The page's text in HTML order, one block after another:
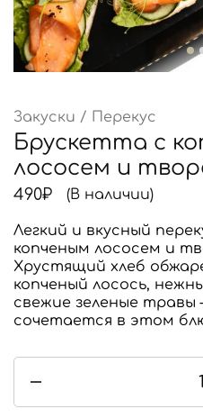
Закуски / Перекус
Брускетта с
лососем и
490₽ (В наличии)
Легкий и вкусный
копченым лососем и
Хрустящий хлеб
копченый лосось,
свежие зеленые травы
сочетается в этом